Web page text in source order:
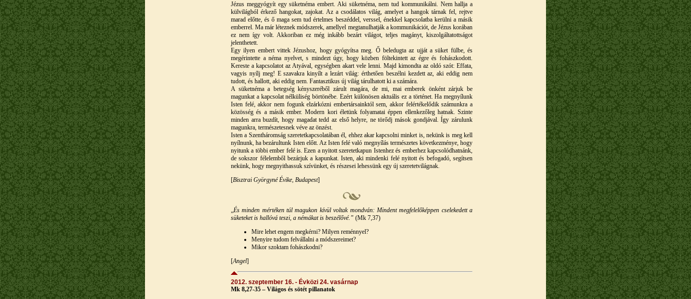
Jézus meggyógyít egy süketnéma embert. Aki süketnéma, nem tud kommunikálni. Nem hallja a
külvilágból érkező hangokat, zajokat. Az a csodálatos világ, amelyet a hangok tárnak fel, rejtve
marad előtte, és ő maga sem tud értelmes beszéddel, verssel, énekkel kapcsolatba kerülni a másik
emberrel. Ma már léteznek módszerek, amellyel megtanulhatják a kommunikációt, de Jézus korában
ez nem így volt. Akkoriban ez még inkább bezárt világot, teljes magányt, kiszolgáltatottságot
jelenthetett.
Egy ilyen embert vittek Jézushoz, hogy gyógyítsa meg. Ő beledugta az ujját a süket fülbe, és
megérintette a néma nyelvet, s mindezt úgy, hogy közben föltekintett az égre és fohászkodott.
Kereste a kapcsolatot az Atyával, egységben akart vele lenni. Majd kimondta az oldó szót: Effata,
vagyis nyílj meg! E szavakra kinyílt a lezárt világ: érthetően beszélni kezdett az, aki eddig nem
tudott, és hallott, aki eddig nem. Fantasztikus új világ tárulhatott ki a számára.
A süketnéma a betegség kényszeréből zárult magára, de mi, mai emberek önként zárjuk be
magunkat a kapcsolat nélküliség börtönébe. Ezért különösen aktuális ez a történet. Ha megnyílunk
Isten felé, akkor nem fogunk elzárkózni embertársainktól sem, akkor felértékelődik számunkra a
közösség és a másik ember. Modern kori életünk folyamatai éppen ellenkezőleg hatnak. Szinte
minden arra buzdít, hogy magadat tedd az első helyre, ne törődj mások gondjával. Így zárulunk
magunkra, természetesnek véve az önzést.
Isten a Szentháromság szeretetkapcsolatában él, ehhez akar kapcsolni minket is, nekünk is meg kell
nyílnunk, ha bezárultunk Isten előtt. Az Isten felé való megnyílás természetes következménye, hogy
nyitunk a többi ember felé is. Ezen a nyitott szeretetkapun Istenhez és emberhez kapcsolódhatnánk,
de sokszor félelemből bezárjuk a kapunkat. Isten, aki mindenki felé nyitott és befogadó, segítsen
nekünk, hogy megnyithassuk szívünket, és részesei lehessünk egy új szeretetvilágnak.
[Bisztrai Györgyné Évike, Budapest]
„És minden mértéken túl magukon kívül voltak mondván: Mindent megfelelőképpen cselekedett a
süketeket is hallóvá teszi, a némákat is beszélővé.” (Mk 7,37)
Mire lehet engem megkérni? Milyen reménnyel?
Menyire tudom felvállalni a módszereimet?
Mikor szoktam fohászkodni?
[Angel]
2012. szeptember 16. - Évközi 24. vasárnap
Mk 8,27-35 – Világos és sötét pillanatok